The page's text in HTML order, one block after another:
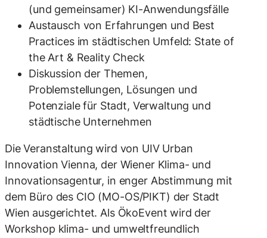
(und gemeinsamer) KI-Anwendungsfälle
Austausch von Erfahrungen und Best
Practices im städtischen Umfeld: State of
the Art & Reality Check
Diskussion der Themen,
Problemstellungen, Lösungen und
Potenziale für Stadt, Verwaltung und
städtische Unternehmen
Die Veranstaltung wird von UIV Urban
Innovation Vienna, der Wiener Klima- und
Innovationsagentur, in enger Abstimmung mit
dem Büro des CIO (MO-OS/PIKT) der Stadt
Wien ausgerichtet. Als ÖkoEvent wird der
Workshop klima- und umweltfreundlich